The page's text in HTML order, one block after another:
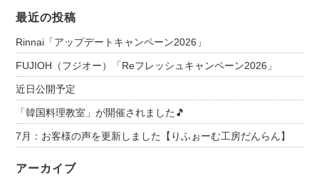
最近の投稿
Rinnai「アップデートキャンペーン2026」
FUJIOH（フジオー）「Reフレッシュキャンペーン2026」
近日公開予定
「韓国料理教室」が開催されました🎵
7月：お客様の声を更新しました【りふぉーむ工房だんらん】
アーカイブ